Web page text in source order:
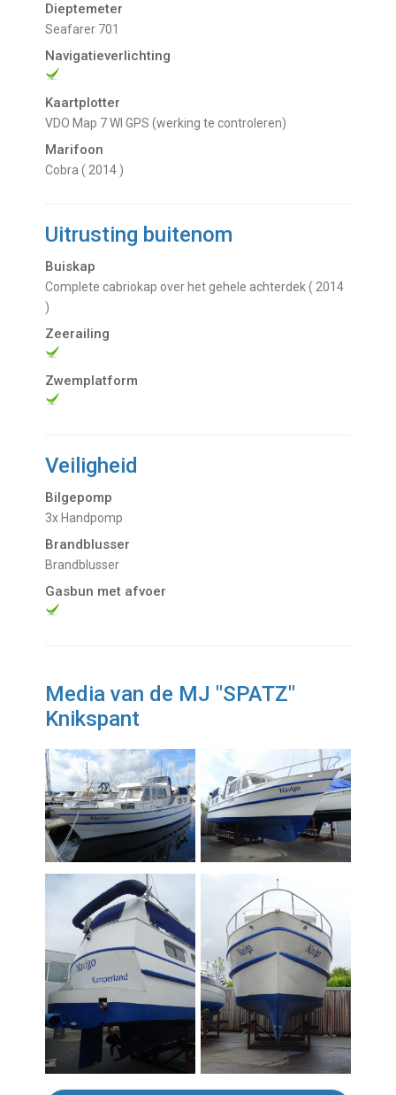
Dieptemeter
Seafarer 701
Navigatieverlichting
Kaartplotter
VDO Map 7 WI GPS (werking te controleren)
Marifoon
Cobra ( 2014 )
Uitrusting buitenom
Buiskap
Complete cabriokap over het gehele achterdek ( 2014
)
Zeerailing
Zwemplatform
Veiligheid
Bilgepomp
3x Handpomp
Brandblusser
Brandblusser
Gasbun met afvoer
Media van de MJ "SPATZ"
Knikspant